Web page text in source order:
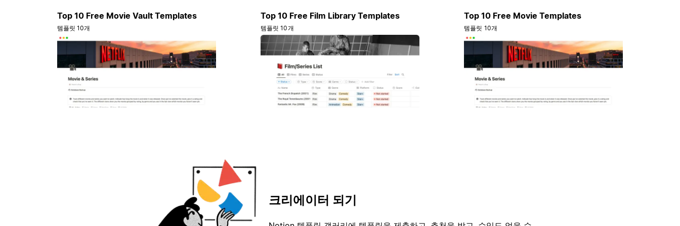
Top 10 Free Movie Vault Templates
템플릿 10개
Top 10 Free Film Library Templates
템플릿 10개
Top 10 Free Movie Templates
템플릿 10개
크리에이터 되기